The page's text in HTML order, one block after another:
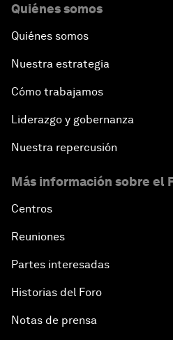
Quiénes somos
Quiénes somos
Nuestra estrategia
Cómo trabajamos
Liderazgo y gobernanza
Nuestra repercusión
Más información sobre el
Centros
Reuniones
Partes interesadas
Historias del Foro
Notas de prensa